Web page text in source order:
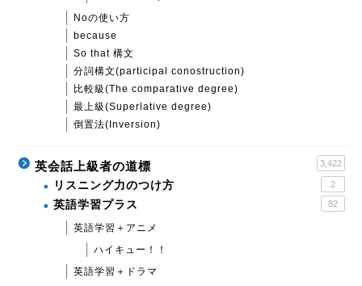
Noの使い方
because
So that 構文
分詞構文(participal conostruction)
比較級(The comparative degree)
最上級(Superlative degree)
倒置法(Inversion)
英会話上級者の道標 3,422
リスニング力のつけ方 2
英語学習プラス 82
英語学習＋アニメ
ハイキュー！！
英語学習＋ドラマ